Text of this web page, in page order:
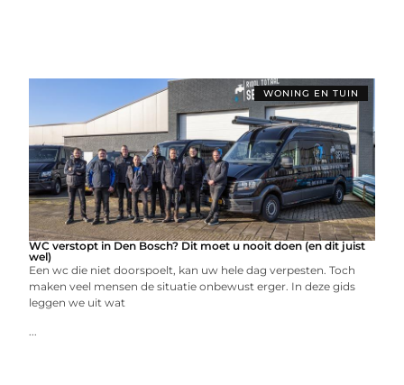
WONING EN TUIN
WC verstopt in Den Bosch? Dit moet u nooit doen (en dit juist
wel)
Een wc die niet doorspoelt, kan uw hele dag verpesten. Toch
maken veel mensen de situatie onbewust erger. In deze gids
leggen we uit wat
...